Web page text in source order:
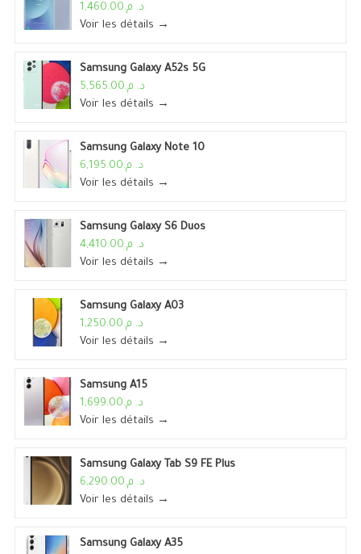
د. م.1,460.00
Voir les détails →
Samsung Galaxy A52s 5G
د. م.5,565.00
Voir les détails →
Samsung Galaxy Note 10
د. م.6,195.00
Voir les détails →
Samsung Galaxy S6 Duos
د. م.4,410.00
Voir les détails →
Samsung Galaxy A03
د. م.1,250.00
Voir les détails →
Samsung A15
د. م.1,699.00
Voir les détails →
Samsung Galaxy Tab S9 FE Plus
د. م.6,290.00
Voir les détails →
Samsung Galaxy A35